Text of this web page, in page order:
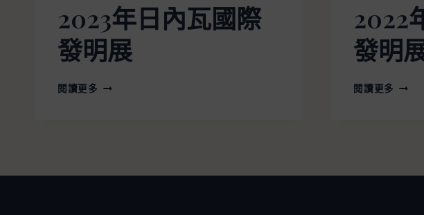
2023年日內瓦國際
發明展
閱讀更多
2022
發明
閱讀更多